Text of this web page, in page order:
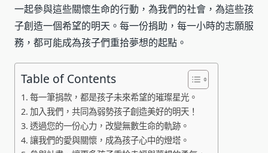
一起參與這些關懷生命的行動，為我們的社會，為這些孩
子創造一個希望的明天。每一份捐助，每一小時的志願服
務，都可能成為孩子們重拾夢想的起點。
Table of Contents
每一筆捐款，都是孩子未來希望的璀璨星光。
加入我們，共同為弱勢孩子創造美好的明天！
透過您的一份心力，改變無數生命的軌跡。
讓我們的愛與關懷，成為孩子心中的燈塔。